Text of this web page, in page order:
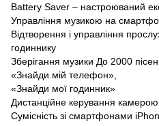
Battery Saver – настроюваний
Управління музикою на
Відтворення і управління
годиннику
Зберігання музики До 2000
«Знайди мій телефон»,
«Знайди мої годинник»
Дистанційне керування
Сумісність зі смартфонами